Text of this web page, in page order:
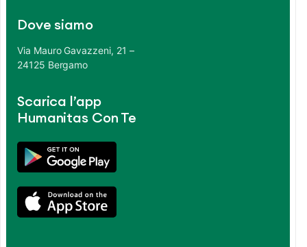
Dove siamo
Via Mauro Gavazzeni, 21 –
24125 Bergamo
Scarica l’app
Humanitas Con Te